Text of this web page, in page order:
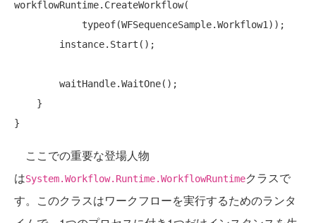
workflowRuntime.CreateWorkflow(
typeof(WFSequenceSample.Workflow1));
ここでの重要な登場人物
はSystem.Workflow.Runtime.WorkflowRuntimeクラスで
す。このクラスはワークフローを実行するためのランタ